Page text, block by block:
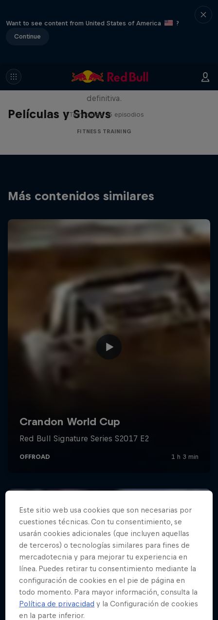
Want to see content from United States of America
?
Continue
Películas y Shows
Los mejores atletas HYROX compiten
definitiva.
1 Temporada · 5 episodios
FITNESS TRAINING
Más contenidos similares
Este sitio web usa cookies que son necesarias por
cuestiones técnicas. Con tu consentimiento, se
usarán cookies adicionales (que incluyen aquellas
de terceros) o tecnologías similares para fines de
mercadotecnia y para mejorar tu experiencia en
línea. Puedes retirar tu consentimiento mediante la
configuración de cookies en el pie de página en
todo momento. Para mayor información, consulta la
Política de privacidad y la Configuración de cookies
en la parte inferior.